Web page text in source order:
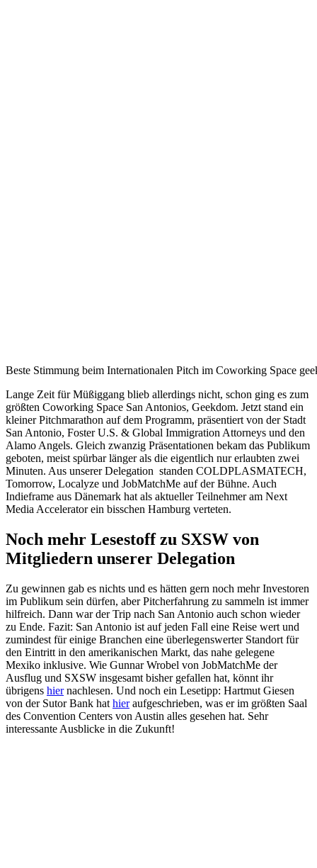
Beste Stimmung beim Internationalen Pitch im Coworking Space
Lange Zeit für Müßiggang blieb allerdings nicht, schon ging es zum
größten Coworking Space San Antonios, Geekdom. Jetzt stand ein
kleiner Pitchmarathon auf dem Programm, präsentiert von der Stadt
San Antonio, Foster U.S. & Global Immigration Attorneys und den
Alamo Angels. Gleich zwanzig Präsentationen bekam das Publikum
geboten, meist spürbar länger als die eigentlich nur erlaubten zwei
Minuten. Aus unserer Delegation standen COLDPLASMATECH,
Tomorrow, Localyze und JobMatchMe auf der Bühne. Auch
Indieframe aus Dänemark hat als aktueller Teilnehmer am Next
Media Accelerator ein bisschen Hamburg verteten.
Noch mehr Lesestoff zu SXSW von
Mitgliedern unserer Delegation
Zu gewinnen gab es nichts und es hätten gern noch mehr Investoren
im Publikum sein dürfen, aber Pitcherfahrung zu sammeln ist immer
hilfreich. Dann war der Trip nach San Antonio auch schon wieder
zu Ende. Fazit: San Antonio ist auf jeden Fall eine Reise wert und
zumindest für einige Branchen eine überlegenswerter Standort für
den Eintritt in den amerikanischen Markt, das nahe gelegene
Mexiko inklusive. Wie Gunnar Wrobel von JobMatchMe der
Ausflug und SXSW insgesamt bisher gefallen hat, könnt ihr
übrigens hiernachlesen. Und noch ein Lesetipp: Hartmut Giesen
von der Sutor Bank hat hieraufgeschrieben, was er im größten Saal
des Convention Centers von Austin alles gesehen hat. Sehr
interessante Ausblicke in die Zukunft!